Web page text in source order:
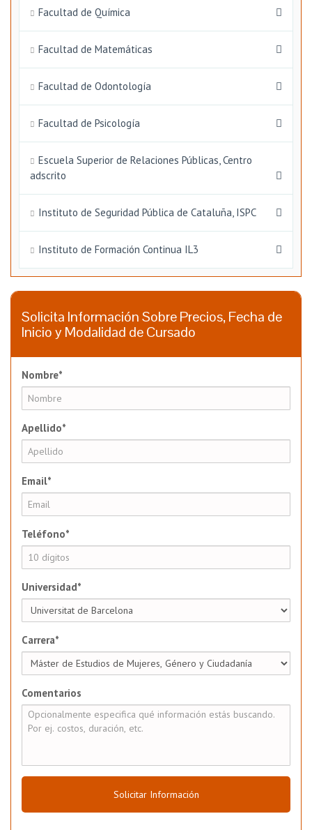
Facultad de Química
Facultad de Matemáticas
Facultad de Odontología
Facultad de Psicología
Escuela Superior de Relaciones Públicas, Centro
adscrito
Instituto de Seguridad Pública de Cataluña, ISPC
Instituto de Formación Continua IL3
Solicita Información Sobre Precios, Fecha de
Inicio y Modalidad de Cursado
Nombre*
Apellido*
Email*
Teléfono*
Universidad*
Carrera*
Comentarios
Solicitar Información